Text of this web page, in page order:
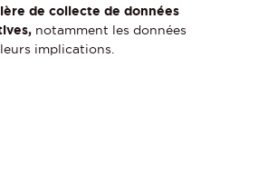
de collecte de données
notamment les données
implications.